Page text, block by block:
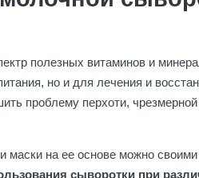
полезных витаминов и
но и для лечения и
проблему перхоти,
маски на ее основе можно
сыворотки при